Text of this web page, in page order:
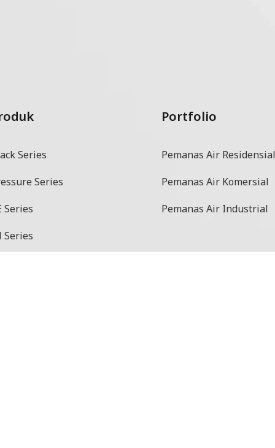
Series
Series
Series
Series
Portfolio
Pemanas Air Residensial
Pemanas Air Komersial
Pemanas Air Industrial